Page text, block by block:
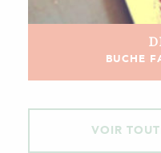
BUCHE
VOIR